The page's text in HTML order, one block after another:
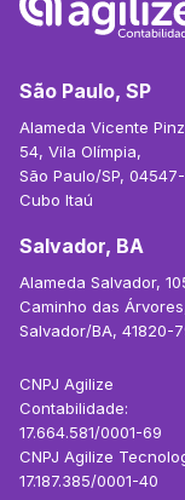
São Paulo, SP
Alameda Vicente
54, Vila Olímpia,
São Paulo/SP,
Cubo Itaú
Salvador, BA
Alameda Salvador,
Caminho das
Salvador/BA, 41820-
CNPJ Agilize
Contabilidade:
17.664.581/0001-69
CNPJ Agilize
17.187.385/0001-40